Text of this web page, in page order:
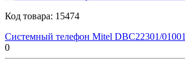
Код товара: 15474
Системный телефон Мitеl DBC22301/01001
0